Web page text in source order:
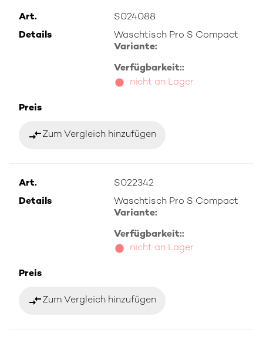
Art.
S024088
Details
Waschtisch Pro S Compact
Variante:
Verfügbarkeit::
nicht an Lager
Preis
compare_arrowsZum Vergleich hinzufügen
Art.
S022342
Details
Waschtisch Pro S Compact
Variante:
Verfügbarkeit::
nicht an Lager
Preis
compare_arrowsZum Vergleich hinzufügen